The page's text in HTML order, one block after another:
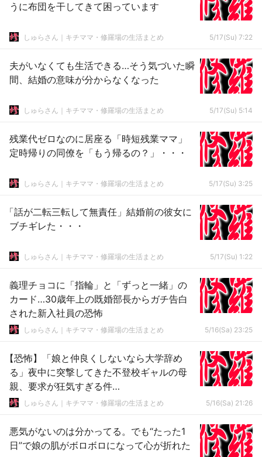
うに布団を干してきて困っています
しゅらさん｜キチママ・修羅場の生活まとめ 5/17(Su) 7:22
夫がいなくても生活できる…そう気づいた瞬
間、結婚の意味が分からなくなった
しゅらさん｜キチママ・修羅場の生活まとめ 5/17(Su) 5:14
残業代ゼロなのに居座る「時短残業ママ」
定時帰りの同僚を「もう帰るの？」・・・
しゅらさん｜キチママ・修羅場の生活まとめ 5/17(Su) 3:25
「話が二転三転して無責任」結婚前の彼女に
ブチギレた・・・
しゅらさん｜キチママ・修羅場の生活まとめ 5/17(Su) 1:22
義理チョコに「指輪」と「ずっと一緒」の
カード…30歳年上の既婚部長からガチ告白
された新入社員の恐怖
しゅらさん｜キチママ・修羅場の生活まとめ 5/16(Sa) 23:25
【恐怖】「娘と仲良くしないなら大学辞め
る」夜中に突撃してきた不登校ギャルの母
親、要求が狂気すぎる件…
しゅらさん｜キチママ・修羅場の生活まとめ 5/16(Sa) 21:26
悪気がないのは分かってる。でも“たった1
日”で娘の肌がボロボロになって心が折れた